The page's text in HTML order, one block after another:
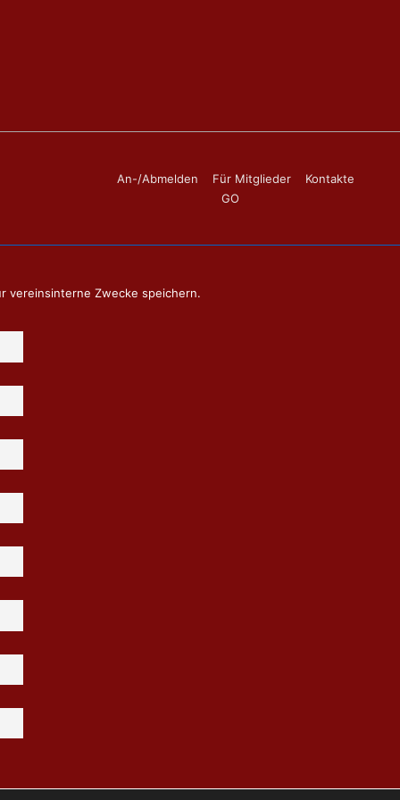
Footer-
An-/Abmelden Für Mitglieder
Kontakte
GO
vereinsinterne Zwecke speichern.